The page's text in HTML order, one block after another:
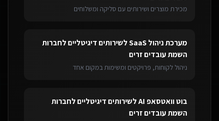
מכירת מוצרים ושירותים עם סליקה ומשלוחים
מערכת ניהול SaaS לשירותים דיגיטליים לחברות
השמת עובדים זרים
ניהול לקוחות, פרויקטים ומשימות במקום אחד
בוט וואטסאפ AI לשירותים דיגיטליים לחברות
השמת עובדים זרים